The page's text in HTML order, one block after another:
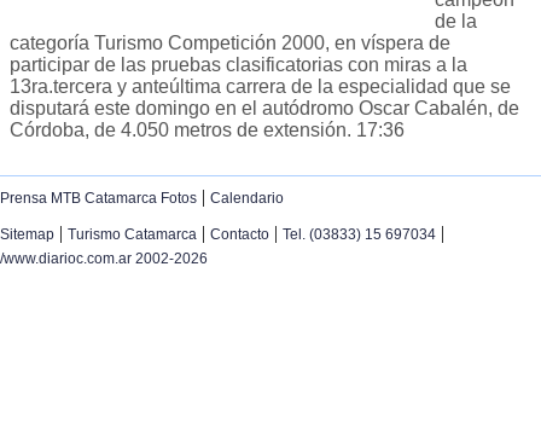
de la
categoría Turismo Competición 2000, en víspera de
participar de las pruebas clasificatorias con miras a la
13ra.tercera y anteúltima carrera de la especialidad que se
disputará este domingo en el autódromo Oscar Cabalén, de
Córdoba, de 4.050 metros de extensión. 17:36
Prensa MTB Catamarca Fotos | Calendario
Sitemap | Turismo Catamarca | Contacto | Tel. (03833) 15 697034 |
/www.diarioc.com.ar 2002-2026